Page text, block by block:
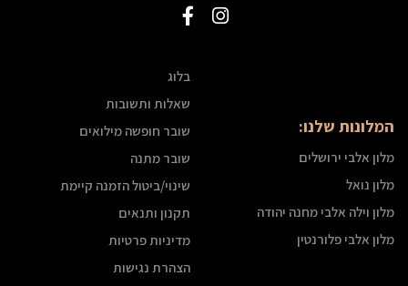
המלונות שלנו:
מלון אלבי ירושלים
מלון נואל
מלון וילה אלבי מחנה יהודה
מלון אלבי פלורנטין
בלוג
שאלות ותשובות
שובר חופשה מילואים
שובר מתנה
שינוי/ביטול הזמנה קיימת
תקנון ותנאים
מדיניות פרטיות
הצהרת נגישות